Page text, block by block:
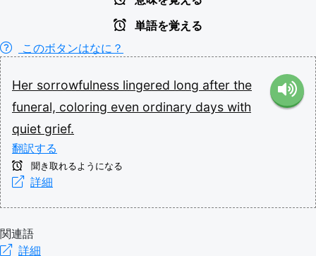
単語を覚える
このボタンはなに？
Her sorrowfulness lingered long after the
funeral, coloring even ordinary days with
quiet grief.
翻訳する
聞き取れるようになる
詳細
関連語
詳細